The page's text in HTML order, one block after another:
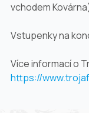
vchodem
Vstupenky na
Více informací o
https://